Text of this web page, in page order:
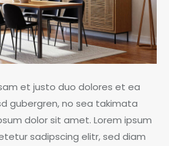
et justo duo dolores et ea
gubergren, no sea takimata
dolor sit amet. Lorem ipsum
sadipscing elitr, sed diam